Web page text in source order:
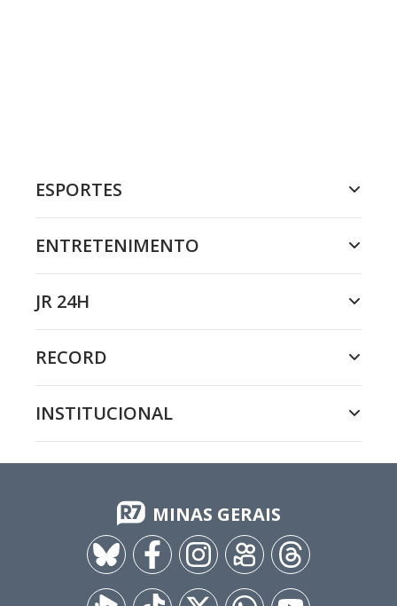
ESPORTES
ENTRETENIMENTO
JR 24H
RECORD
INSTITUCIONAL
MINAS GERAIS